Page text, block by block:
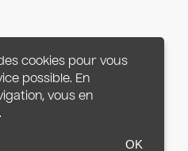
cookies pour vous
possible. En
vous en
OK